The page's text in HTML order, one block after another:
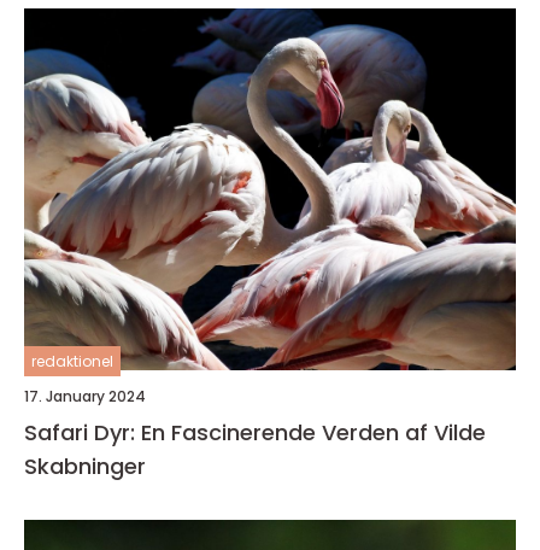
redaktionel
17. January 2024
Safari Dyr: En Fascinerende Verden af Vilde
Skabninger